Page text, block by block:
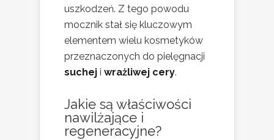
uszkodzeń. Z tego powodu
mocznik stał się kluczowym
elementem wielu kosmetyków
przeznaczonych do pielęgnacji
suchej i wrażliwej cery.
Jakie są właściwości
nawilżające i
regeneracyjne?